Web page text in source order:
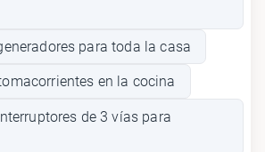
para toda la casa
en la cocina
de 3 vías para